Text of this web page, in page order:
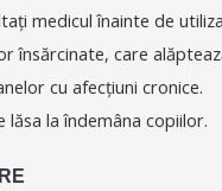
medicul înainte de
însărcinate, care
cu afecțiuni cronice.
lăsa la îndemâna copiilor.